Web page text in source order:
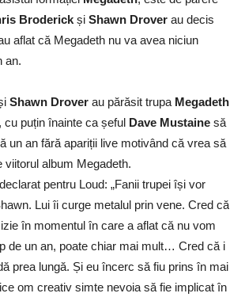
Broderick și Shawn Drover au decis
aflat că Megadeth nu va avea niciun
an.
Shawn Drover au părăsit trupa Megadeth
cu puțin înainte ca șeful Dave Mustaine să
un an fără apariții live motivând că vrea să
viitorul album Megadeth.
pentru Loud: „Fanii trupei își vor
Lui îi curge metalul prin vene. Cred că
în momentul în care a aflat că nu vom
de un an, poate chiar mai mult… Cred că i
prea lungă. Și eu încerc să fiu prins în mai
om creativ simte nevoia să fie implicat în